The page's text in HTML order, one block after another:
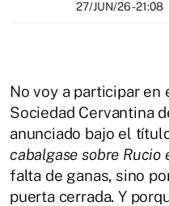
27/JUN/26- 21:08
No voy a participar en
Sociedad Cervantina
anunciado bajo el
cabalgase sobre Rucio
falta de ganas, sino
puerta cerrada. Y